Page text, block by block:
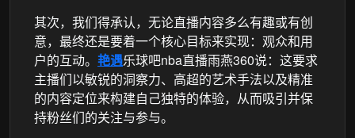
其次，我们得承认，无论直播内容多么有趣或有创
意，最终还是要着一个核心目标来实现：观众和用
户的互动。 艳遇乐球吧nba直播雨燕360说：这要求
主播们以敏锐的洞察力、高超的艺术手法以及精准
的内容定位来构建自己独特的体验，从而吸引并保
持粉丝们的关注与参与。